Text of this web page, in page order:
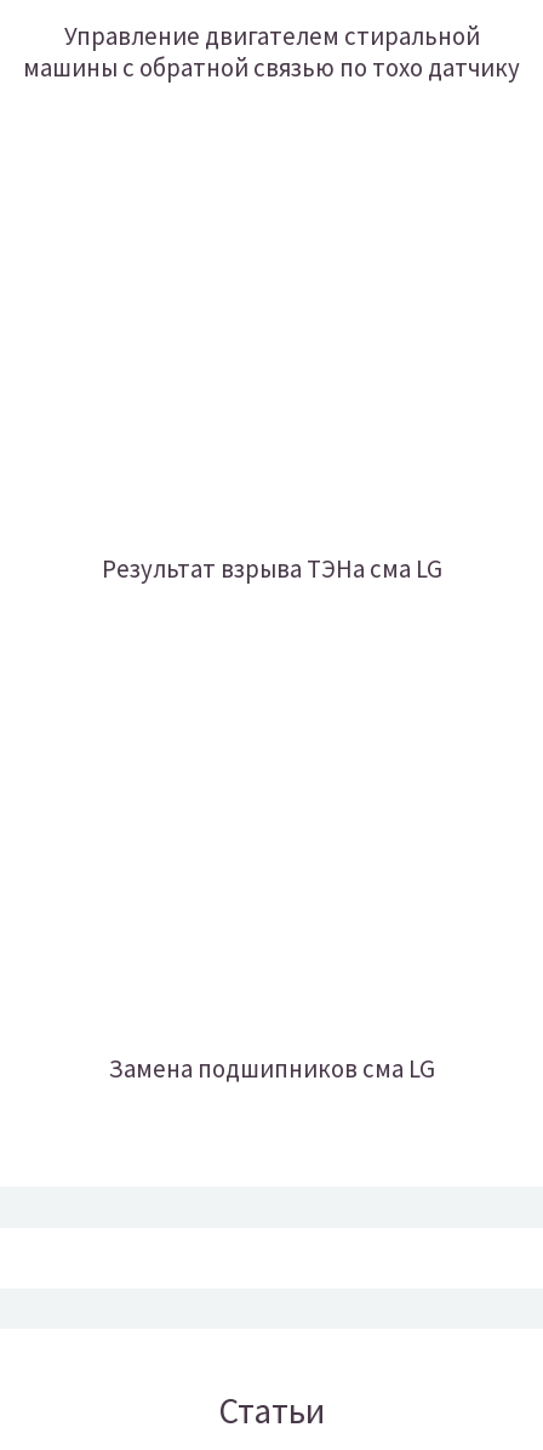
Управление двигателем стиральной
машины с обратной связью по тохо датчику
Результат взрыва ТЭНа сма LG
Замена подшипников сма LG
Статьи